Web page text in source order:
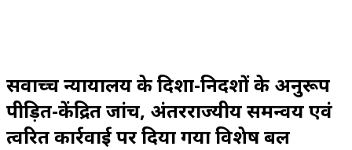
सर्वोच्च न्यायालय के दिशा-निर्देशों के अनुरूप
पीड़ित-केंद्रित जांच, अंतरराज्यीय समन्वय एवं
त्वरित कार्रवाई पर दिया गया विशेष बल